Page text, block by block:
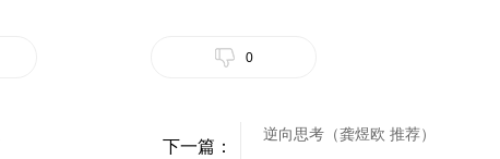
0
下一篇：
逆向思考（龚煜欧 推荐）